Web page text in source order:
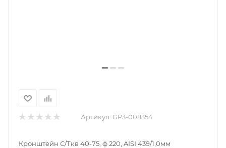
Артикул: GP3-008354
Кронштейн С/Ткв 40-75, ф 220, AISI 439/1,0мм